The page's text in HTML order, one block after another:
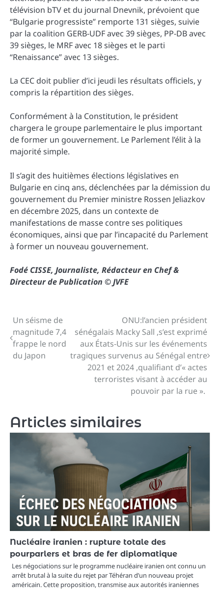
télévision bTV et du journal Dnevnik, prévoient que
“Bulgarie progressiste” remporte 131 sièges, suivie
par la coalition GERB-UDF avec 39 sièges, PP-DB avec
39 sièges, le MRF avec 18 sièges et le parti
“Renaissance” avec 13 sièges.
La CEC doit publier d’ici jeudi les résultats officiels, y
compris la répartition des sièges.
Conformément à la Constitution, le président
chargera le groupe parlementaire le plus important
de former un gouvernement. Le Parlement l’élit à la
majorité simple.
Il s’agit des huitièmes élections législatives en
Bulgarie en cinq ans, déclenchées par la démission du
gouvernement du Premier ministre Rossen Jeliazkov
en décembre 2025, dans un contexte de
manifestations de masse contre ses politiques
économiques, ainsi que par l’incapacité du Parlement
à former un nouveau gouvernement.
Fodé CISSE, Journaliste, Rédacteur en Chef &
Directeur de Publication © JVFE
Navigation
de
l’article
Un séisme de
magnitude 7,4
frappe le nord
du Japon
ONU:l’ancien président
sénégalais Macky Sall ,s’est exprimé
aux États-Unis sur les événements
tragiques survenus au Sénégal entre
2021 et 2024 ,qualifiant d’« actes
terroristes visant à accéder au
pouvoir par la rue ».
Articles similaires
Nucléaire iranien : rupture totale des
pourparlers et bras de fer diplomatique
Les négociations sur le programme nucléaire iranien ont connu un
arrêt brutal à la suite du rejet par Téhéran d’un nouveau projet
américain. Cette proposition, transmise aux autorités iraniennes